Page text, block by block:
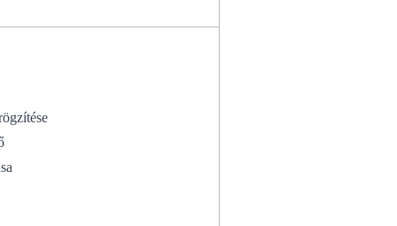
rögzítése